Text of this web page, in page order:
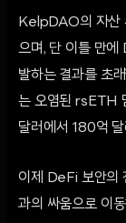
KelpDAO의 자산
으며, 단 이틀 만
발하는 결과를 초
는 오염된 rsETH
달러에서 180억
이제 DeFi 보안의
과의 싸움으로 이